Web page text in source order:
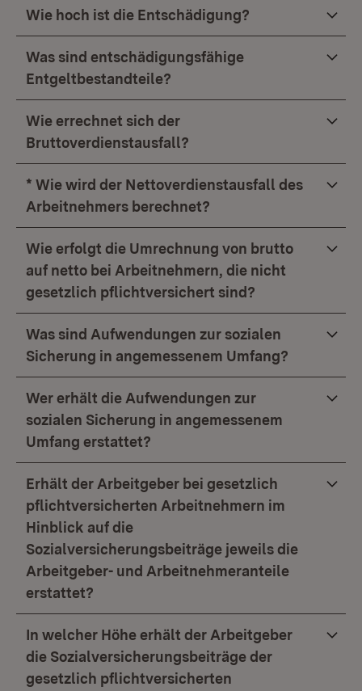
Wie hoch ist die Entschädigung?
Was sind entschädigungsfähige
Entgeltbestandteile?
Wie errechnet sich der
Bruttoverdienstausfall?
* Wie wird der Nettoverdienstausfall des
Arbeitnehmers berechnet?
Wie erfolgt die Umrechnung von brutto
auf netto bei Arbeitnehmern, die nicht
gesetzlich pflichtversichert sind?
Was sind Aufwendungen zur sozialen
Sicherung in angemessenem Umfang?
Wer erhält die Aufwendungen zur
sozialen Sicherung in angemessenem
Umfang erstattet?
Erhält der Arbeitgeber bei gesetzlich
pflichtversicherten Arbeitnehmern im
Hinblick auf die
Sozialversicherungsbeiträge jeweils die
Arbeitgeber- und Arbeitnehmeranteile
erstattet?
In welcher Höhe erhält der Arbeitgeber
die Sozialversicherungsbeiträge der
gesetzlich pflichtversicherten